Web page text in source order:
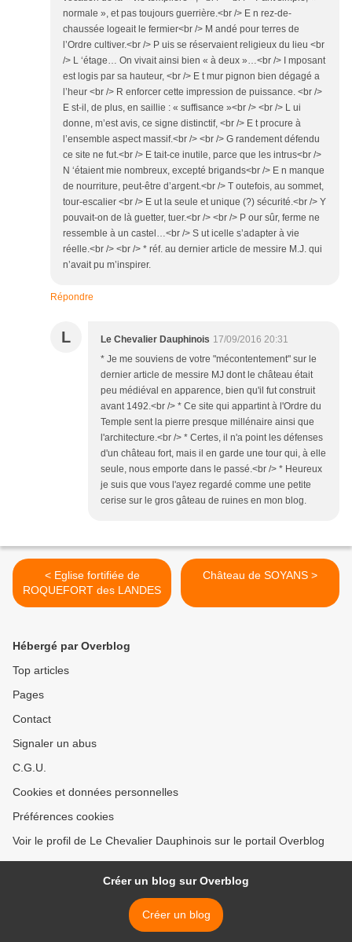
normale », et pas toujours guerrière.<br /> E n rez-de-
chaussée logeait le fermier<br /> M andé pour terres de
l’Ordre cultiver.<br /> P uis se réservaient religieux du lieu <br
/> L ‘étage… On vivait ainsi bien « à deux »…<br /> I mposant
est logis par sa hauteur, <br /> E t mur pignon bien dégagé a
l’heur <br /> R enforcer cette impression de puissance. <br />
E st-il, de plus, en saillie : « suffisance »<br /> <br /> L ui
donne, m’est avis, ce signe distinctif, <br /> E t procure à
l’ensemble aspect massif.<br /> <br /> G randement défendu
ce site ne fut.<br /> E tait-ce inutile, parce que les intrus<br />
N ‘étaient mie nombreux, excepté brigands<br /> E n manque
de nourriture, peut-être d’argent.<br /> T outefois, au sommet,
tour-escalier <br /> E ut la seule et unique (?) sécurité.<br /> Y
pouvait-on de là guetter, tuer.<br /> <br /> P our sûr, ferme ne
ressemble à un castel…<br /> S ut icelle s’adapter à vie
réelle.<br /> <br /> * réf. au dernier article de messire M.J. qui
n’avait pu m’inspirer.
Répondre
L Le Chevalier Dauphinois 17/09/2016 20:31
* Je me souviens de votre "mécontentement" sur le
dernier article de messire MJ dont le château était
peu médiéval en apparence, bien qu'il fut construit
avant 1492.<br /> * Ce site qui appartint à l'Ordre du
Temple sent la pierre presque millénaire ainsi que
l'architecture.<br /> * Certes, il n'a point les défenses
d'un château fort, mais il en garde une tour qui, à elle
seule, nous emporte dans le passé.<br /> * Heureux
je suis que vous l'ayez regardé comme une petite
cerise sur le gros gâteau de ruines en mon blog.
< Eglise fortifiée de
ROQUEFORT des LANDES
Château de SOYANS >
Hébergé par Overblog
Top articles
Pages
Contact
Signaler un abus
C.G.U.
Cookies et données personnelles
Préférences cookies
Voir le profil de Le Chevalier Dauphinois sur le portail Overblog
Créer un blog sur Overblog
Créer un blog